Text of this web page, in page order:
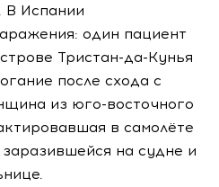
В Испании
один пациент
Тристан-да-Кунья
после схода с
из юго-восточного
в самолёте
на судне и